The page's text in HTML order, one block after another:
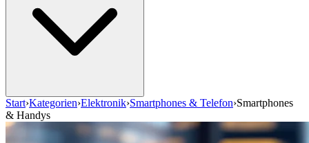
Start›Kategorien›Elektronik›Smartphones & Telefon›Smartphones
& Handys